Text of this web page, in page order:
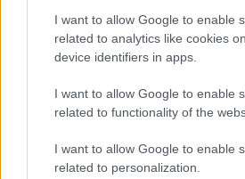
I want to allow Google to enable
related to analytics like cookies
device identifiers in apps.
I want to allow Google to enable
related to functionality of the
I want to allow Google to enable
related to personalization.